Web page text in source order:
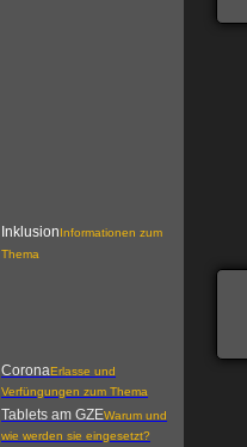
InklusionInformationen zum
Thema
CoronaErlasse und
Verfüngungen zum Thema
Tablets am GZEWarum und
wie werden sie eingesetzt?